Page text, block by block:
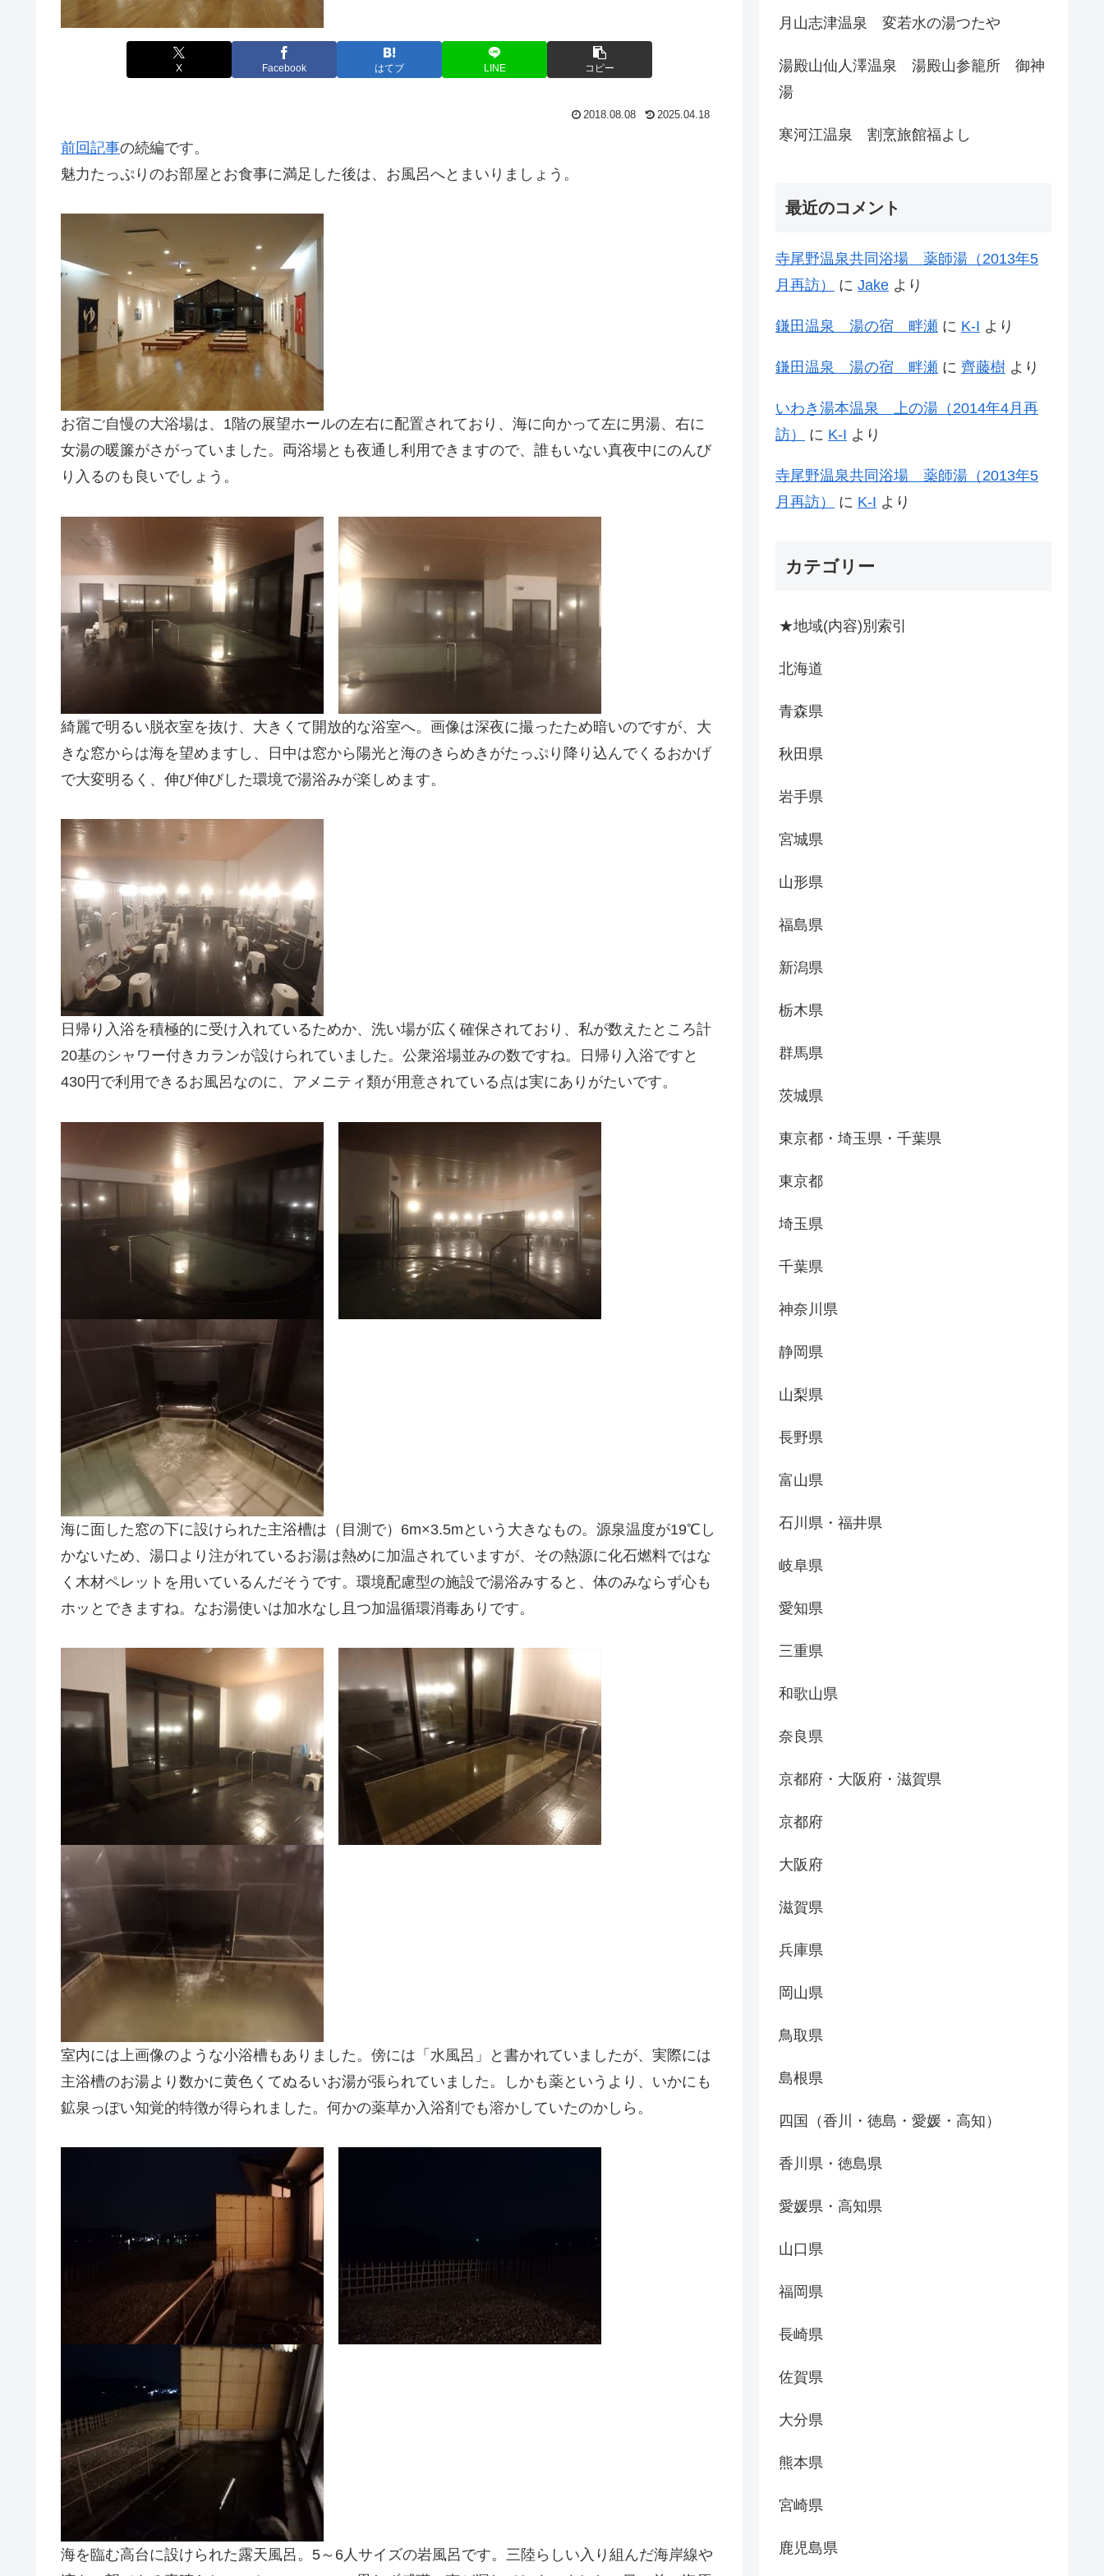
X Facebook はてブ LINE コピー
2018.08.08 2025.04.18
前回記事の続編です。
魅力たっぷりのお部屋とお食事に満足した後は、お風呂へとまいりましょう。
お宿ご自慢の大浴場は、1階の展望ホールの左右に配置されており、海に向かって左に男湯、右に
女湯の暖簾がさがっていました。両浴場とも夜通し利用できますので、誰もいない真夜中にのんび
り入るのも良いでしょう。
綺麗で明るい脱衣室を抜け、大きくて開放的な浴室へ。画像は深夜に撮ったため暗いのですが、大
きな窓からは海を望めますし、日中は窓から陽光と海のきらめきがたっぷり降り込んでくるおかげ
で大変明るく、伸び伸びした環境で湯浴みが楽しめます。
日帰り入浴を積極的に受け入れているためか、洗い場が広く確保されており、私が数えたところ計
20基のシャワー付きカランが設けられていました。公衆浴場並みの数ですね。日帰り入浴ですと
430円で利用できるお風呂なのに、アメニティ類が用意されている点は実にありがたいです。
海に面した窓の下に設けられた主浴槽は（目測で）6m×3.5mという大きなもの。源泉温度が19℃し
かないため、湯口より注がれているお湯は熱めに加温されていますが、その熱源に化石燃料ではな
く木材ペレットを用いているんだそうです。環境配慮型の施設で湯浴みすると、体のみならず心も
ホッとできますね。なお湯使いは加水なし且つ加温循環消毒ありです。
室内には上画像のような小浴槽もありました。傍には「水風呂」と書かれていましたが、実際には
主浴槽のお湯より数かに黄色くてぬるいお湯が張られていました。しかも薬というより、いかにも
鉱泉っぽい知覚的特徴が得られました。何かの薬草か入浴剤でも溶かしていたのかしら。
海を臨む高台に設けられた露天風呂。5～6人サイズの岩風呂です。三陸らしい入り組んだ海岸線や
月山志津温泉 変若水の湯つたや
湯殿山仙人澤温泉 湯殿山参籠所 御神
湯
寒河江温泉 割烹旅館福よし
最近のコメント
寺尾野温泉共同浴場 薬師湯（2013年5
月再訪）
に Jake より
鎌田温泉 湯の宿 畔瀬 に K-I より
鎌田温泉 湯の宿 畔瀬 に 齊藤樹 より
いわき湯本温泉 上の湯（2014年4月再
訪）
に K-I より
寺尾野温泉共同浴場 薬師湯（2013年5
月再訪）
に K-I より
カテゴリー
★地域(内容)別索引
北海道
青森県
秋田県
岩手県
宮城県
山形県
福島県
新潟県
栃木県
群馬県
茨城県
東京都・埼玉県・千葉県
東京都
埼玉県
千葉県
神奈川県
静岡県
山梨県
長野県
富山県
石川県・福井県
岐阜県
愛知県
三重県
和歌山県
奈良県
京都府・大阪府・滋賀県
京都府
大阪府
滋賀県
兵庫県
岡山県
鳥取県
島根県
四国（香川・徳島・愛媛・高知）
香川県・徳島県
愛媛県・高知県
山口県
福岡県
長崎県
佐賀県
大分県
熊本県
宮崎県
鹿児島県